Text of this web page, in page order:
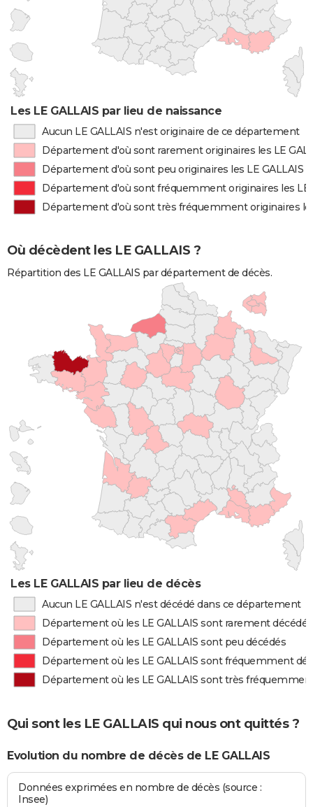
Les LE GALLAIS par lieu de naissance
Aucun LE GALLAIS n'est originaire de ce département
Département d'où sont rarement originaires les LE
Département d'où sont peu originaires les LE GALLAIS
Département d'où sont fréquemment originaires les LE
Département d'où sont très fréquemment originaires
Où décèdent les LE GALLAIS ?
Répartition des LE GALLAIS par département de décès.
Les LE GALLAIS par lieu de décès
Aucun LE GALLAIS n'est décédé dans ce département
Département où les LE GALLAIS sont rarement décédés
Département où les LE GALLAIS sont peu décédés
Département où les LE GALLAIS sont fréquemment
Département où les LE GALLAIS sont très
Qui sont les LE GALLAIS qui nous ont quittés ?
Evolution du nombre de décès de LE GALLAIS
Données exprimées en nombre de décès (source :
Insee)